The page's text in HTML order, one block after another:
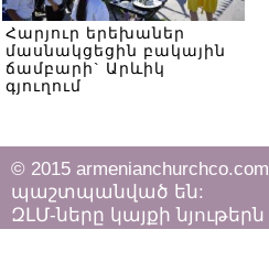
Հարյուր երեխաներ
մասնակցեցին բակային
ճամբարի` Արևիկ
գյուղում
© 2015
պաշտպանված են:
ԶԼՄ-ները կայքի